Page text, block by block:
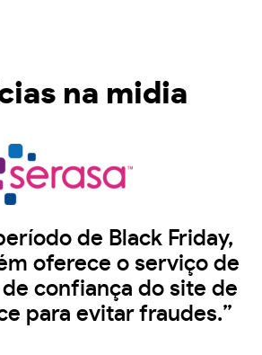
na midia
de Black Friday,
oferece o serviço de
confiança do site de
para evitar fraudes.”